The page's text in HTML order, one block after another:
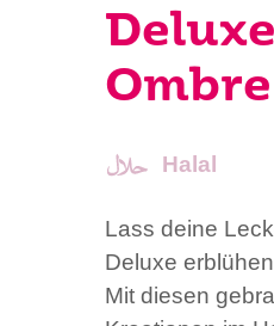
Halal
Lass deine
Deluxe
Mit diesen